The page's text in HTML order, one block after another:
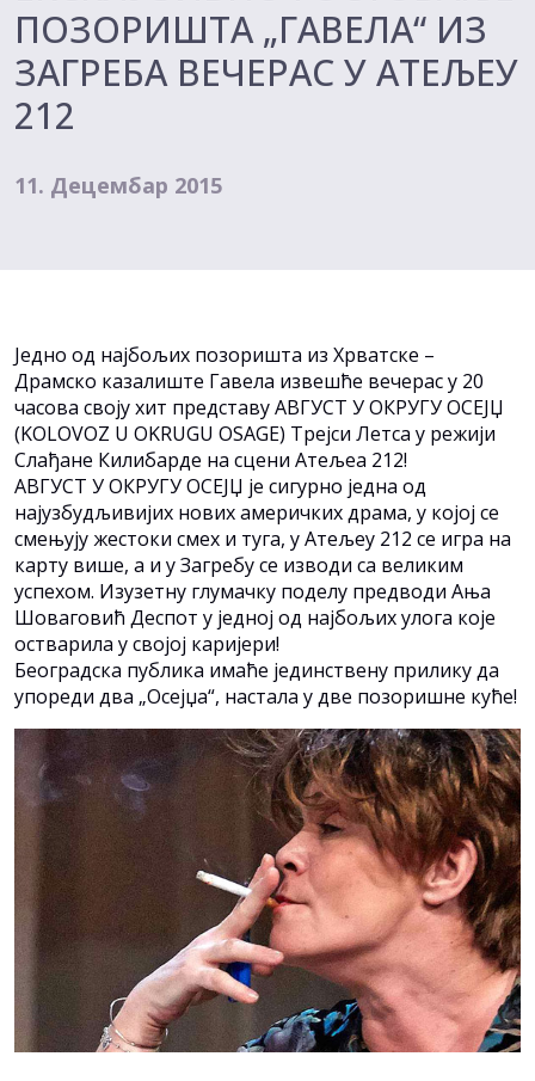
ПОЗОРИШТА „ГАВЕЛА“ ИЗ
ЗАГРЕБА ВЕЧЕРАС У АТЕЉЕУ
212
11. Децембар 2015
Једно од најбољих позоришта из Хрватске –
Драмско казалиште Гавела извешће вечерас у 20
часова своју хит представу АВГУСТ У ОКРУГУ ОСЕЈЏ
(KOLOVOZ U OKRUGU OSAGE) Трејси Летса у режији
Слађане Килибарде на сцени Атељеа 212!
АВГУСТ У ОКРУГУ ОСЕЈЏ је сигурно једна од
најузбудљивијих нових америчких драма, у којој се
смењују жестоки смех и туга, у Атељеу 212 се игра на
карту више, а и у Загребу се изводи са великим
успехом. Изузетну глумачку поделу предводи Ања
Шоваговић Деспот у једној од најбољих улога које
остварила у својој каријери!
Београдска публика имаће јединствену прилику да
упореди два „Осејџа“, настала у две позоришне куће!